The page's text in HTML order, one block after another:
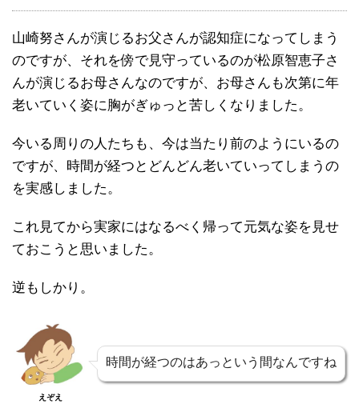
山崎努さんが演じるお父さんが認知症になってしまう
のですが、それを傍で見守っているのが松原智恵子さ
んが演じるお母さんなのですが、お母さんも次第に年
老いていく姿に胸がぎゅっと苦しくなりました。
今いる周りの人たちも、今は当たり前のようにいるの
ですが、時間が経つとどんどん老いていってしまうの
を実感しました。
これ見てから実家にはなるべく帰って元気な姿を見せ
ておこうと思いました。
逆もしかり。
えぞえ
時間が経つのはあっという間なんですね